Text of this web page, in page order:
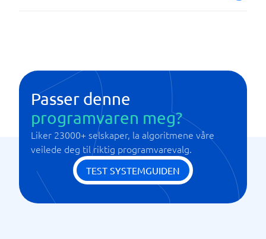
Klare maler
Visualiserte prosesser
Passer denne
programvaren meg?
Liker 23000+ selskaper, la algoritmene våre
veilede deg til riktig programvarevalg.
TEST SYSTEMGUIDEN